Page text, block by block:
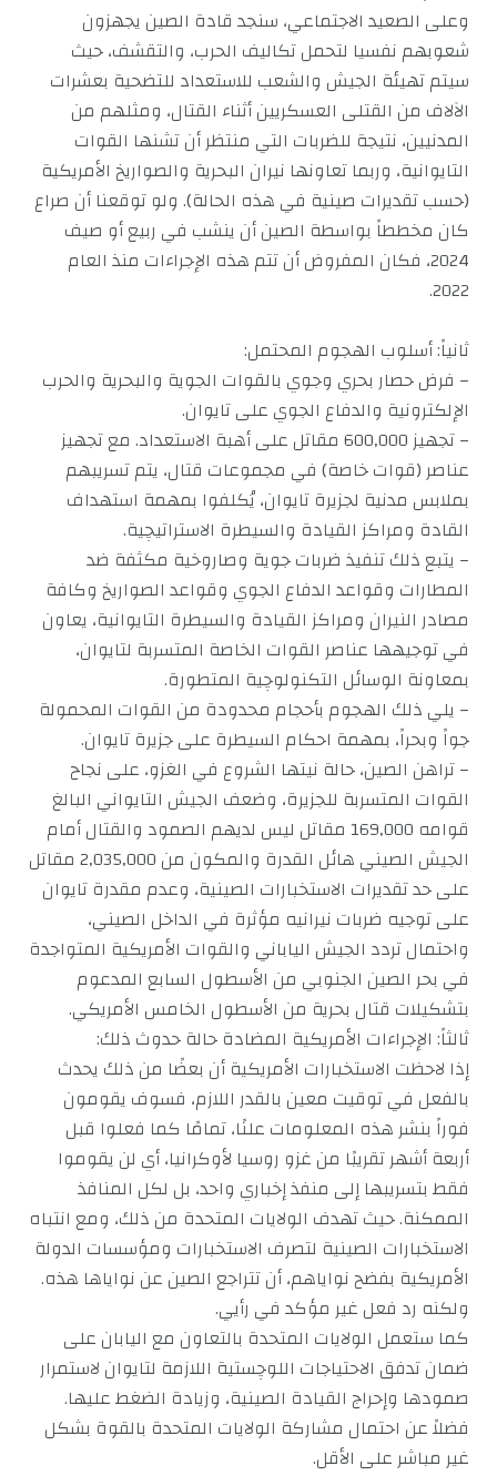
وعلى الصعيد الاجتماعي، سنجد قادة الصين يجهزون
شعوبهم نفسيا لتحمل تكاليف الحرب، والتقشف، حيث
سيتم تهيئة الجيش والشعب للاستعداد للتضحية بعشرات
الآلاف من القتلى العسكريين أثناء القتال، ومثلهم من
المدنيين، نتيجة للضربات التي منتظر أن تشنها القوات
التايوانية، وربما تعاونها نيران البحرية والصواريخ الأمريكية
(حسب تقديرات صينية في هذه الحالة). ولو توقعنا أن صراع
كان مخططاً بواسطة الصين أن ينشب في ربيع أو صيف
2024، فكان المفروض أن تتم هذه الإجراءات منذ العام
2022.
ثانياً: أسلوب الهجوم المحتمل:
– فرض حصار بحري وجوي بالقوات الجوية والبحرية والحرب
الإلكترونية والدفاع الجوي على تايوان.
– تجهيز 600,000 مقاتل على أهبة الاستعداد. مع تجهيز
عناصر (قوات خاصة) في مجموعات قتال، يتم تسريبهم
بملابس مدنية لجزيرة تايوان، يُكلفوا بمهمة استهداف
القادة ومراكز القيادة والسيطرة الاستراتيچية.
– يتبع ذلك تنفيذ ضربات جوية وصاروخية مكثفة ضد
المطارات وقواعد الدفاع الجوي وقواعد الصواريخ وكافة
مصادر النيران ومراكز القيادة والسيطرة التايوانية، يعاون
في توجيهها عناصر القوات الخاصة المتسربة لتايوان،
بمعاونة الوسائل التكنولوچية المتطورة.
– يلي ذلك الهجوم بأحجام محدودة من القوات المحمولة
جواً وبحراً، بمهمة احكام السيطرة على جزيرة تايوان.
– تراهن الصين، حالة نيتها الشروع في الغزو، على نجاح
القوات المتسربة للجزيرة، وضعف الجيش التايواني البالغ
قوامه 169,000 مقاتل ليس لديهم الصمود والقتال أمام
الجيش الصيني هائل القدرة والمكون من 2,035,000 مقاتل
على حد تقديرات الاستخبارات الصينية، وعدم مقدرة تايوان
على توجيه ضربات نيرانيه مؤثرة في الداخل الصيني،
واحتمال تردد الجيش الياباني والقوات الأمريكية المتواجدة
في بحر الصين الجنوبي من الأسطول السابع المدعوم
بتشكيلات قتال بحرية من الأسطول الخامس الأمريكي.
ثالثاً: الإجراءات الأمريكية المضادة حالة حدوث ذلك:
إذا لاحظت الاستخبارات الأمريكية أن بعضًا من ذلك يحدث
بالفعل في توقيت معين بالقدر اللازم، فسوف يقومون
فوراً بنشر هذه المعلومات علنًا، تمامًا كما فعلوا قبل
أربعة أشهر تقريبًا من غزو روسيا لأوكرانيا، أي لن يقوموا
فقط بتسريبها إلى منفذ إخباري واحد، بل لكل المنافذ
الممكنة. حيث تهدف الولايات المتحدة من ذلك، ومع انتباه
الاستخبارات الصينية لتصرف الاستخبارات ومؤسسات الدولة
الأمريكية بفضح نواياهم، أن تتراجع الصين عن نواياها هذه.
ولكنه رد فعل غير مؤكد في رأيي.
كما ستعمل الولايات المتحدة بالتعاون مع اليابان على
ضمان تدفق الاحتياجات اللوچستية اللازمة لتايوان لاستمرار
صمودها وإحراج القيادة الصينية، وزيادة الضغط عليها.
فضلاً عن احتمال مشاركة الولايات المتحدة بالقوة بشكل
غير مباشر على الأقل.